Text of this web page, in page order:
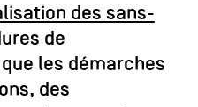
des sans-
de
les démarches
des